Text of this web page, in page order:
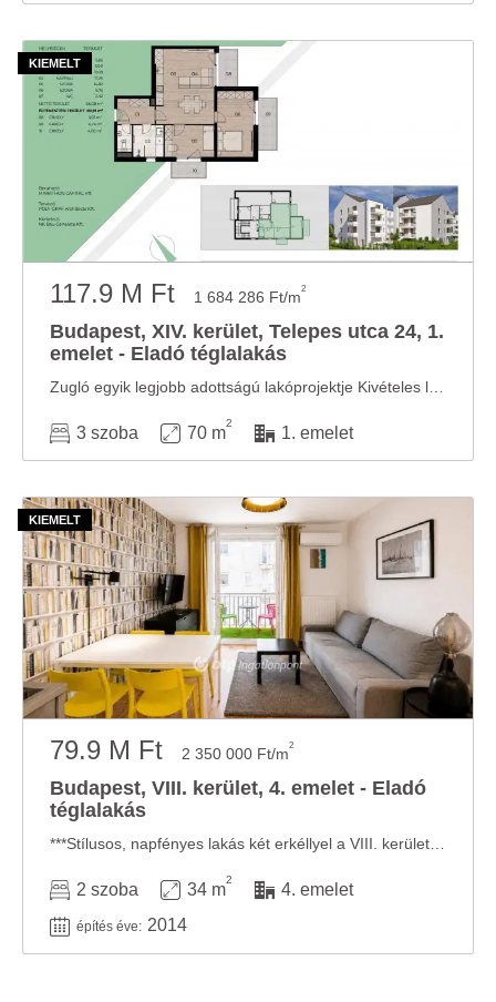
117.9 M Ft 1 684 286 Ft/m2
Budapest, XIV. kerület, Telepes utca 24, 1.
emelet - Eladó téglalakás
3 szoba 70 m
2
1. emelet
79.9 M Ft 2 350 000 Ft/m2
Budapest, VIII. kerület, 4. emelet - Eladó
téglalakás
2 szoba 34 m
2
4. emelet
építés éve: 2014